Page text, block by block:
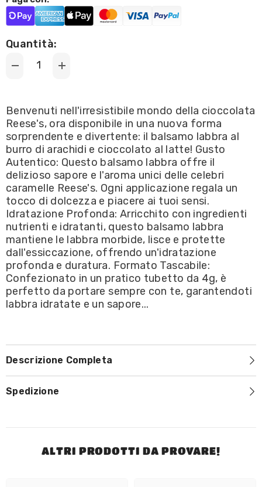
Quantità:
Decrease
Milk
Chocolate
Butter
Cup
Lip
Balm
/
Balsamo
Labbra
al
Burro
di
Arachidi
e
Cioccolato
4g
Increase
Milk
Chocolate
Peanut
Butter
Cup
Lip
Balm
/
Balsamo
Labbra
al
Burro
di
Arachidi
e
Cioccolato
4g
Benvenuti nell'irresistibile mondo della cioccolata
Reese's, ora disponibile in una nuova forma
sorprendente e divertente: il balsamo labbra al
burro di arachidi e cioccolato al latte! Gusto
Autentico: Questo balsamo labbra offre il
delizioso sapore e l'aroma unici delle celebri
caramelle Reese's. Ogni applicazione regala un
tocco di dolcezza e piacere ai tuoi sensi.
Idratazione Profonda: Arricchito con ingredienti
nutrienti e idratanti, questo balsamo labbra
mantiene le labbra morbide, lisce e protette
dall'essiccazione, offrendo un'idratazione
profonda e duratura. Formato Tascabile:
Confezionato in un pratico tubetto da 4g, è
perfetto da portare sempre con te, garantendoti
labbra idratate e un sapore...
Descrizione Completa
Spedizione
ALTRI PRODOTTI DA PROVARE!